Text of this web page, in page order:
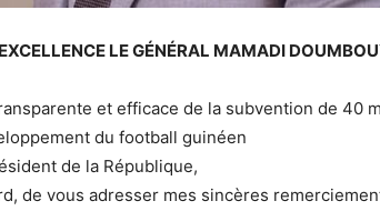
LE GÉNÉRAL MAMADI
et efficace de la subvention de 40
du football guinéen
de la République,
de vous adresser mes sincères